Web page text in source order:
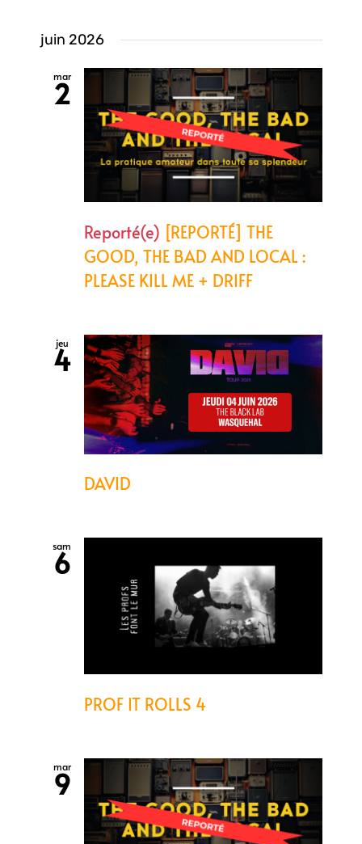
juin 2026
mar
2
Reporté(e) [REPORTÉ] THE
GOOD, THE BAD AND LOCAL :
PLEASE KILL ME + DRIFF
jeu
4
DAVID
sam
6
PROF IT ROLLS 4
mar
9